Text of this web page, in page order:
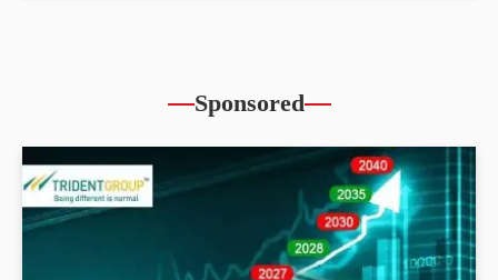
Sponsored